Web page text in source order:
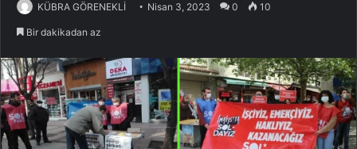
KÜBRA GÖRENEKLİ Nisan 3, 2023 0 10
Bir dakikadan az